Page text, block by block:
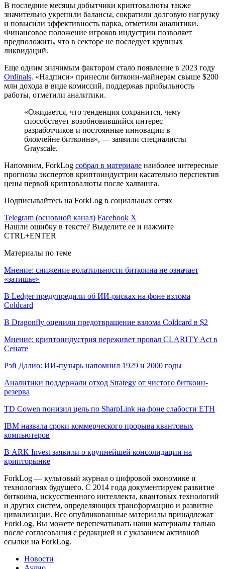
В последние месяцы добытчики криптовалюты также
значительно укрепили балансы, сократили долговую нагрузку
и повысили эффективность парка, отметили аналитики.
Финансовое положение игроков индустрии позволяет
предположить, что в секторе не последует крупных
ликвидаций.
Еще одним значимым фактором стало появление в 2023 году
Ordinals. «Надписи» принесли биткоин-майнерам свыше $200
млн дохода в виде комиссий, поддержав прибыльность
работы, отметили аналитики.
«Ожидается, что тенденция сохранится, чему
способствует возобновившийся интерес
разработчиков и постоянные инновации в
блокчейне биткоина», — заявили специалисты
Grayscale.
Напомним, ForkLog собрал в материале наиболее интересные
прогнозы экспертов криптоиндустрии касательно перспектив
цены первой криптовалюты после халвинга.
Подписывайтесь на ForkLog в социальных сетях
Telegram (основной канал) Facebook X
Нашли ошибку в тексте? Выделите ее и нажмите
CTRL+ENTER
Материалы по теме
Мнение: снижение волатильности биткоина не означает
«затишье»
В Ledger предупредили об ИИ-рисках на фоне взлома
Coldcard
В Dragonfly оценили предотвращение взлома Coldcard в $2
Мнение: криптоиндустрия переживет провал CLARITY Act в
Сенате
Рэй Далио: ИИ-пузырь напомнил 1929 и 2000 годы
Аналитики поддержали отход Strategy от чистого биткоин-
резерва
TD Cowen понизил цель по SharpLink на фоне слабости ETH
IBM назвала сроки коммерческого прорыва квантовых
компьютеров
В ARK Invest заявили о крупнейшей консолидации на
крипторынке
ForkLog — культовый журнал о цифровой экономике и
технологиях будущего. С 2014 года документируем развитие
биткоина, искусственного интеллекта, квантовых технологий
и других систем, определяющих трансформацию и развитие
цивилизации. Все опубликованные материалы принадлежат
ForkLog. Вы можете перепечатывать наши материалы только
после согласования с редакцией и с указанием активной
ссылки на ForkLog.
Новости